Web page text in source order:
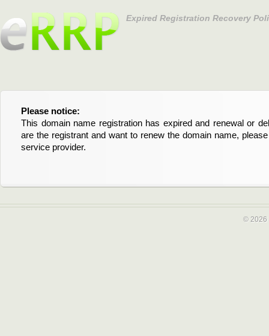
Expired Registration Recovery
Please notice:
This domain name registration has expired and renewal or
are the registrant and want to renew the domain name,
service provider.
Bitte beachten Sie:
Diese Domainregistrierung ist abgelaufen und die
Domain stehen an. Wenn Sie der Registrant sind und
verlängern möchten, kontaktieren Sie bitte Ihren Service-
© 2026